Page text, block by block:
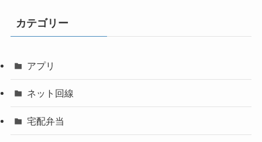
カテゴリー
アプリ
ネット回線
宅配弁当